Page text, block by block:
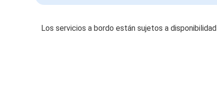
Los servicios a bordo están sujetos a disponibilidad